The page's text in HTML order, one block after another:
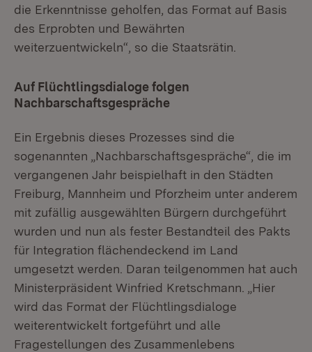
die Erkenntnisse geholfen, das Format auf Basis
des Erprobten und Bewährten
weiterzuentwickeln“, so die Staatsrätin.
Auf Flüchtlingsdialoge folgen
Nachbarschaftsgespräche
Ein Ergebnis dieses Prozesses sind die
sogenannten „Nachbarschaftsgespräche“, die im
vergangenen Jahr beispielhaft in den Städten
Freiburg, Mannheim und Pforzheim unter anderem
mit zufällig ausgewählten Bürgern durchgeführt
wurden und nun als fester Bestandteil des Pakts
für Integration flächendeckend im Land
umgesetzt werden. Daran teilgenommen hat auch
Ministerpräsident Winfried Kretschmann. „Hier
wird das Format der Flüchtlingsdialoge
weiterentwickelt fortgeführt und alle
Fragestellungen des Zusammenlebens